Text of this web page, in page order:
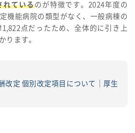
れているのが特徴です。2024年度の
機能病院の類型がなく、一般病棟の
点だったため、全体的に引き上
ります。
改定 個別改定項目について｜厚生